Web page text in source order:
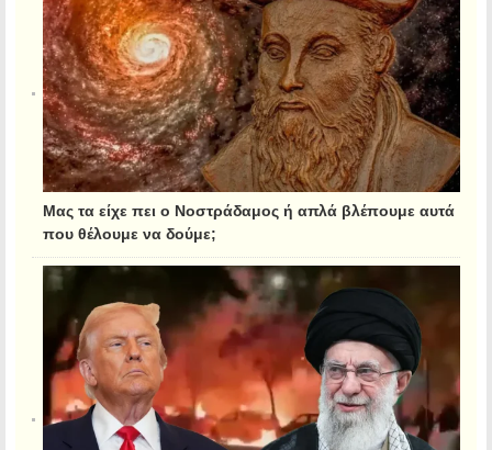
Μας τα είχε πει ο Νοστράδαμος ή απλά βλέπουμε αυτά
που θέλουμε να δούμε;